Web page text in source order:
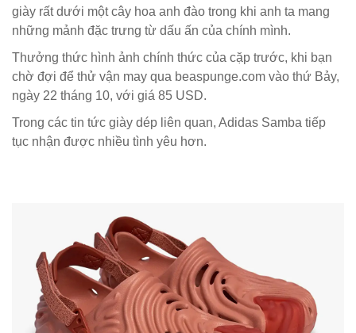
giày rất dưới một cây hoa anh đào trong khi anh ta mang
những mảnh đặc trưng từ dấu ấn của chính mình.
Thưởng thức hình ảnh chính thức của cặp trước, khi bạn
chờ đợi để thử vận may qua beaspunge.com vào thứ Bảy,
ngày 22 tháng 10, với giá 85 USD.
Trong các tin tức giày dép liên quan, Adidas Samba tiếp
tục nhận được nhiều tình yêu hơn.